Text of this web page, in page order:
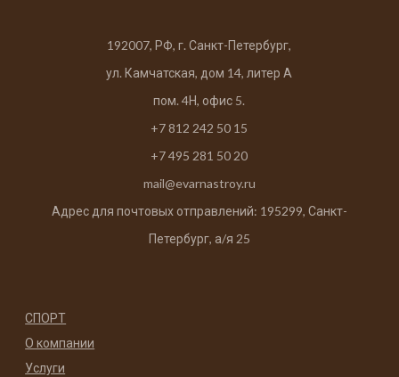
192007, РФ, г. Санкт-Петербург,
ул. Камчатская, дом 14, литер А
пом. 4Н, офис 5.
+7 812 242 50 15
+7 495 281 50 20
mail@evarnastroy.ru
Адрес для почтовых отправлений: 195299, Санкт-
Петербург, а/я 25
СПОРТ
О компании
Услуги